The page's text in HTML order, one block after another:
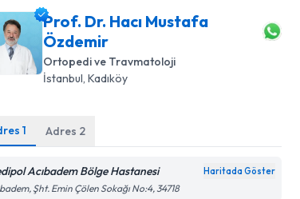
Prof. Dr. Hacı Mustafa
Özdemir
Ortopedi ve Travmatoloji
İstanbul, Kadıköy
1 Adres 2
Acıbadem Bölge Hastanesi Haritada Göster
Şht. Emin Çölen Sokağı No:4, 34718